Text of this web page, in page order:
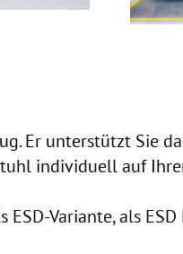
Er unterstützt Sie
individuell auf
Variante, als